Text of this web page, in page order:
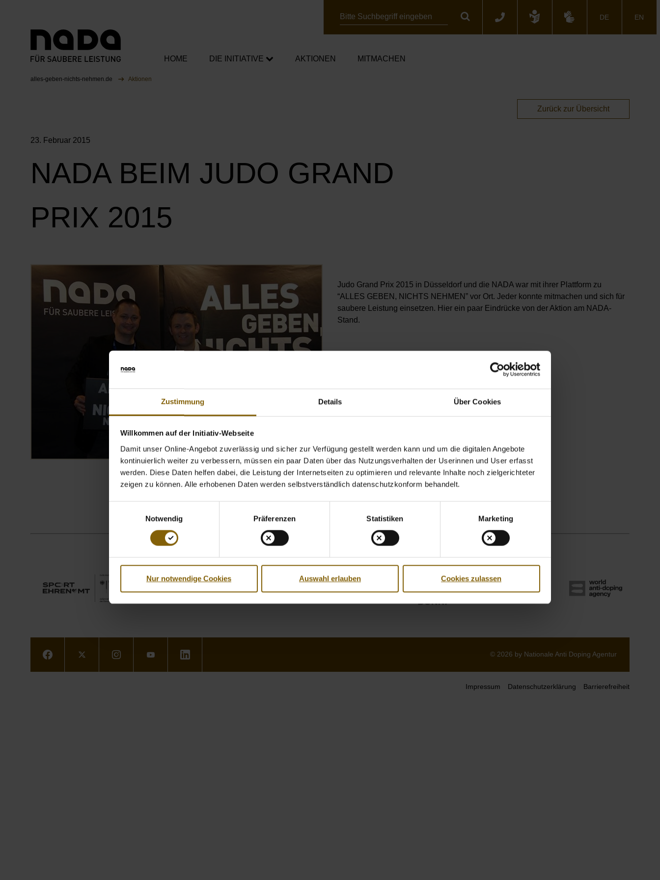
Zustimmung Details Über Cookies
Willkommen auf der Initiativ-Webseite
Damit unser Online-Angebot zuverlässig und sicher zur Verfügung gestellt werden kann und um die digitalen Angebote
kontinuierlich weiter zu verbessern, müssen ein paar Daten über das Nutzungsverhalten der Userinnen und User erfasst
werden. Diese Daten helfen dabei, die Leistung der Internetseiten zu optimieren und relevante Inhalte noch zielgerichteter
zeigen zu können. Alle erhobenen Daten werden selbstverständlich datenschutzkonform behandelt.
Notwendig
Präferenzen Statistiken Marketing
Nur notwendige Cookies Auswahl erlauben Cookies zulassen
Zum Inhalt springen
Suche Suche DE EN
HOME DIE INITIATIVE AKTIONEN MITMACHEN
Sie sind hier:
alles-geben-nichts-nehmen.de Aktionen
Zurück zur Übersicht
23. Februar 2015
NADA BEIM JUDO GRAND
PRIX 2015
Judo Grand Prix 2015 in Düsseldorf und die NADA war mit ihrer Plattform zu
“ALLES GEBEN, NICHTS NEHMEN” vor Ort. Jeder konnte mitmachen und sich für
saubere Leistung einsetzen. Hier ein paar Eindrücke von der Aktion am NADA-
Stand.
Facebook Twitter Instagram Youtube LinkedIn © 2026 by Nationale Anti Doping Agentur
Impressum Datenschutzerklärung Barrierefreiheit